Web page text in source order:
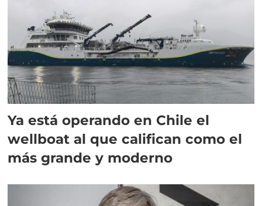
Ya está operando en Chile el
wellboat al que califican como el
más grande y moderno